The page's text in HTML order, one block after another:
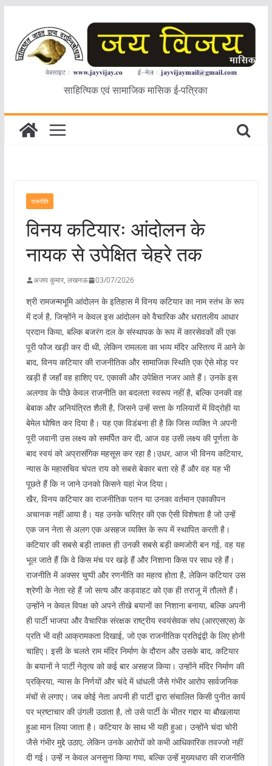
content
साहित्यिक एवं सामाजिक मासिक ई-पत्रिका
राजनीति
विनय कटियारः आंदोलन के
नायक से उपेक्षित चेहरे तक
अजय कुमार, लखनऊ 03/07/2026
श्री रामजन्मभूमि आंदोलन के इतिहास में विनय कटियार का नाम स्तंभ के रूप
में दर्ज है, जिन्होंने न केवल इस आंदोलन को वैचारिक और धरातलीय आधार
प्रदान किया, बल्कि बजरंग दल के संस्थापक के रूप में कारसेवकों की एक
पूरी फौज खड़ी कर दी थी, लेकिन रामलला का भव्य मंदिर अस्तित्व में आने के
बाद, विनय कटियार की राजनीतिक और सामाजिक स्थिति एक ऐसे मोड़ पर
खड़ी है जहाँ वह हाशिए पर, एकाकी और उपेक्षित नजर आते हैं। उनके इस
अलगाव के पीछे केवल राजनीति का बदलता स्वरूप नहीं है, बल्कि उनकी वह
बेबाक और अनियंत्रित शैली है, जिसने उन्हें सत्ता के गलियारों में विद्रोही या
बेमेल घोषित कर दिया है। यह एक विडंबना ही है कि जिस व्यक्ति ने अपनी
पूरी जवानी उस लक्ष्य को समर्पित कर दी, आज वह उसी लक्ष्य की पूर्णता के
बाद स्वयं को अप्रासंगिक महसूस कर रहा है।उधर, आज भी विनय कटियार,
न्यास के महासचिव चंपत राय को सबसे बेकार बता रहे हैं और वह यह भी
पूछते हैं कि न जाने उनको किसने यहां भेज दिया।
खैर, विनय कटियार का राजनीतिक पतन या उनका वर्तमान एकाकीपन
अचानक नहीं आया है। यह उनके चरित्र की एक ऐसी विशेषता है जो उन्हें
एक जन नेता से अलग एक असहज व्यक्ति के रूप में स्थापित करती है।
कटियार की सबसे बड़ी ताकत ही उनकी सबसे बड़ी कमजोरी बन गई, वह यह
भूल जाते हैं कि वे किस मंच पर खड़े हैं और निशाना किस पर साध रहे हैं।
राजनीति में अक्सर चुप्पी और रणनीति का महत्व होता है, लेकिन कटियार उस
श्रेणी के नेता रहे हैं जो सत्य और कड़वाहट को एक ही तराजू में तौलते हैं।
उन्होंने न केवल विपक्ष को अपने तीखे बयानों का निशाना बनाया, बल्कि अपनी
ही पार्टी भाजपा और वैचारिक संरक्षक राष्ट्रीय स्वयंसेवक संघ (आरएसएस) के
प्रति भी वही आक्रामकता दिखाई, जो एक राजनीतिक प्रतिद्वंद्वी के लिए होनी
चाहिए। इसी के चलते राम मंदिर निर्माण के दौरान और उसके बाद, कटियार
के बयानों ने पार्टी नेतृत्व को कई बार असहज किया। उन्होंने मंदिर निर्माण की
प्रक्रिया, न्यास के निर्णयों और चंदे में धांधली जैसे गंभीर आरोप सार्वजनिक
मंचों से लगाए। जब कोई नेता अपनी ही पार्टी द्वारा संचालित किसी पुनीत कार्य
पर भ्रष्टाचार की उंगली उठाता है, तो उसे पार्टी के भीतर गद्दार या बौखलाया
हुआ मान लिया जाता है। कटियार के साथ भी यही हुआ। उन्होंने चंदा चोरी
जैसे गंभीर मुद्दे उठाए, लेकिन उनके आरोपों को कभी आधिकारिक तवज्जो नहीं
दी गई। उन्हें न केवल अनसुना किया गया, बल्कि उन्हें मुख्यधारा की राजनीति